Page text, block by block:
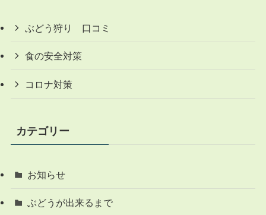
ぶどう狩り 口コミ
食の安全対策
コロナ対策
カテゴリー
お知らせ
ぶどうが出来るまで